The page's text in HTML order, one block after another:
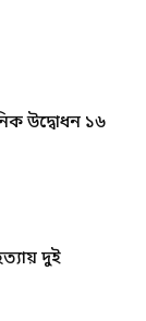
উদ্বোধন ১৬
দুই